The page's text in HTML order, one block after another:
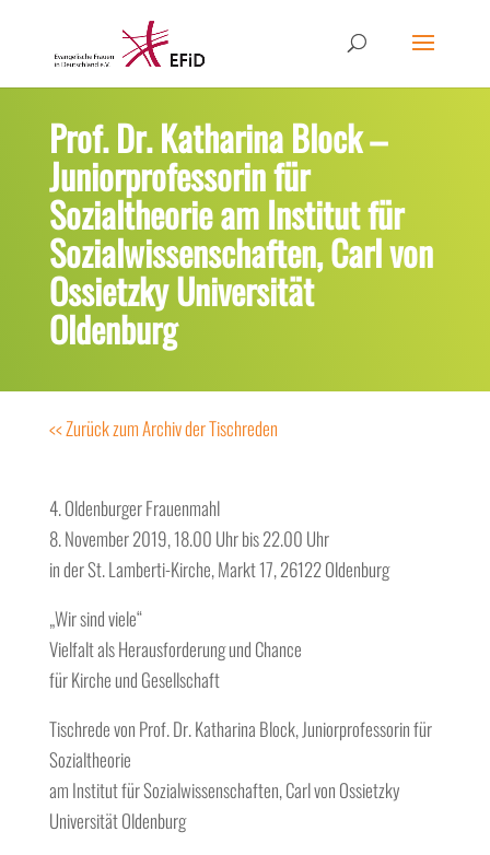
Prof. Dr. Katharina Block –
Juniorprofessorin für
Sozialtheorie am Institut für
Sozialwissenschaften, Carl von
Ossietzky Universität
Oldenburg
<< Zurück zum Archiv der Tischreden
4. Oldenburger Frauenmahl
8. November 2019, 18.00 Uhr bis 22.00 Uhr
in der St. Lamberti-Kirche, Markt 17, 26122 Oldenburg
„Wir sind viele“
Vielfalt als Herausforderung und Chance
für Kirche und Gesellschaft
Tischrede von Prof. Dr. Katharina Block, Juniorprofessorin für
Sozialtheorie
am Institut für Sozialwissenschaften, Carl von Ossietzky
Universität Oldenburg